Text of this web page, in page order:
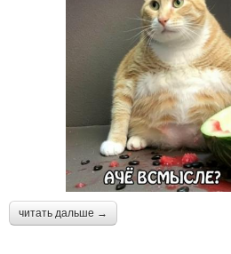
читать дальше →